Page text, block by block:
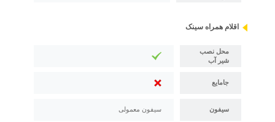
اقلام همراه سینک
محل نصب
شیر آب
جامایع
سیفون سیفون معمولی